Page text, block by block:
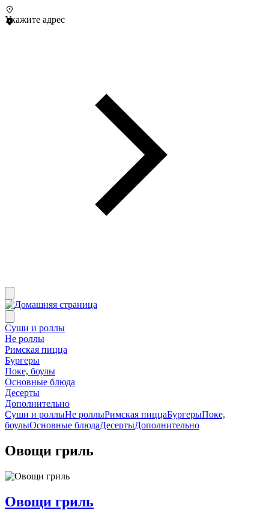
Укажите адрес
Суши и роллы
Не роллы
Римская пицца
Бургеры
Поке, боулы
Основные блюда
Десерты
Дополнительно
Суши и роллыНе роллыРимская пиццаБургерыПоке,
боулыОсновные блюдаДесертыДополнительно
Овощи гриль
Овощи гриль